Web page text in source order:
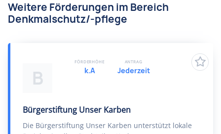
Weitere Förderungen im Bereich
Denkmalschutz/-pflege
B
Bürgerstiftung Unser Karben
Die Bürgerstiftung Unser Karben unterstützt lokale
FÖRDERHÖHE
k.A
ANTRAG
Jederzeit